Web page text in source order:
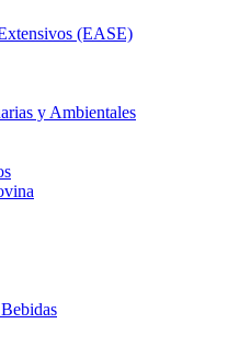
(EASE)
y Ambientales